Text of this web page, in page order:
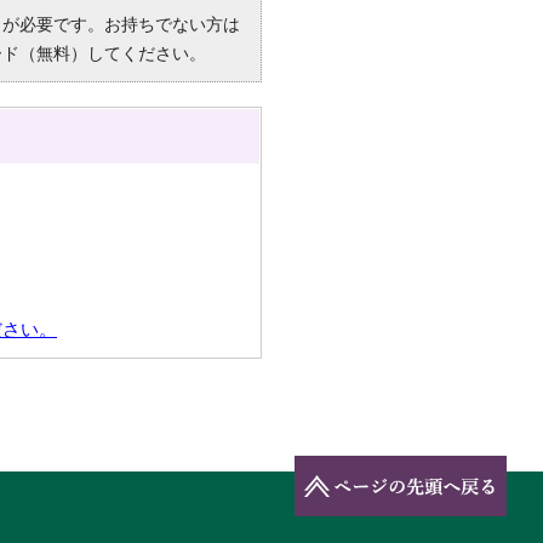
必要です。お持ちでない方は
（無料）してください。
い。